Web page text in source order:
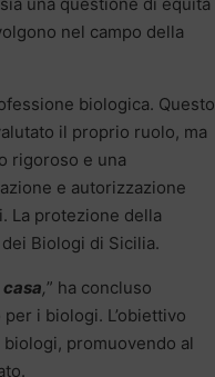
nel campo della
biologica. Questo
il proprio ruolo, ma
rigoroso e una
e autorizzazione
La protezione della
Biologi di Sicilia.
,” ha concluso
i biologi. L’obiettivo
promuovendo al